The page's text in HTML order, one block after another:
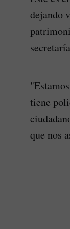
dejando
tiene
que nos